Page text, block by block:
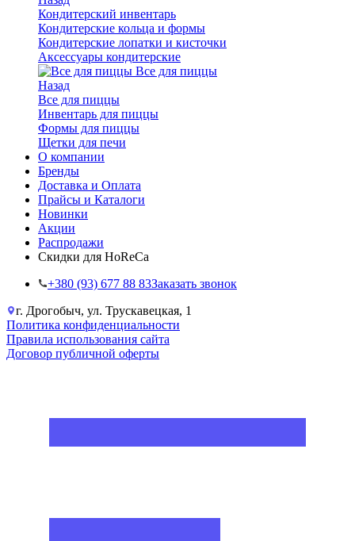
Кондитерский инвентарь
Кондитерские кольца и формы
Кондитерские лопатки и кисточки
Аксессуары кондитерские
Все для пиццы
Назад
Все для пиццы
Инвентарь для пиццы
Формы для пиццы
Щетки для печи
О компании
Бренды
Доставка и Оплата
Прайсы и Каталоги
Новинки
Акции
Распродажи
Скидки для HoReCa
+38‎0 (93) 677 88 83Заказать звонок
г. Дрогобыч, ул. Трускавецкая, 1
Политика конфиденциальности
Правила использования сайта
Договор публичной оферты